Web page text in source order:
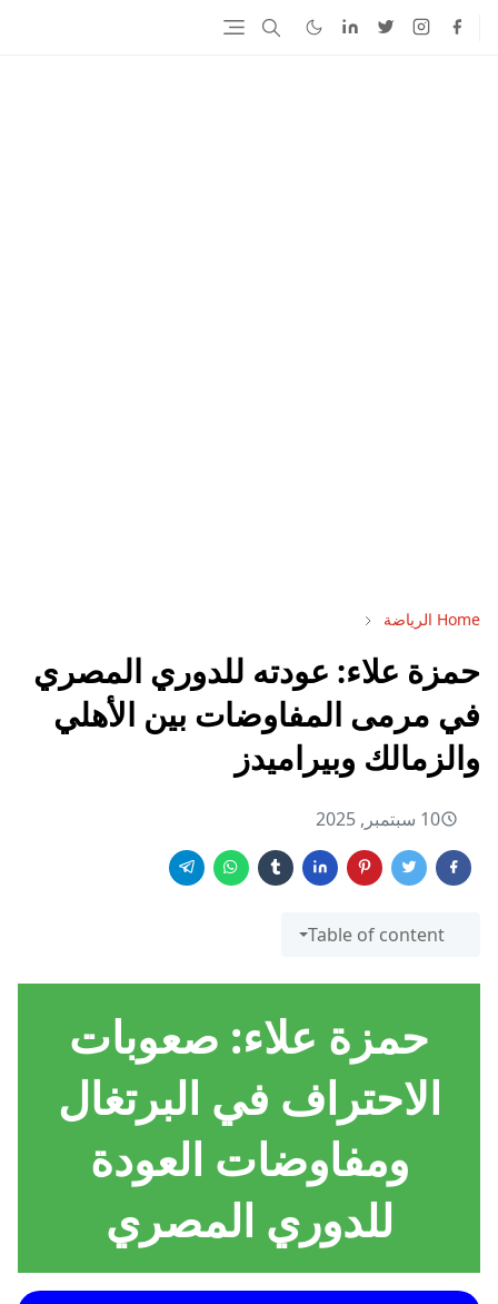
Home الرياضة
حمزة علاء: عودته للدوري المصري
في مرمى المفاوضات بين الأهلي
والزمالك وبيراميدز
10 سبتمبر, 2025
Table of content
حمزة علاء: صعوبات
الاحتراف في البرتغال
ومفاوضات العودة
للدوري المصري